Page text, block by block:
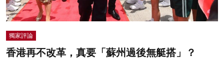
獨家評論
香港再不改革，真要「蘇州過後無艇搭」？